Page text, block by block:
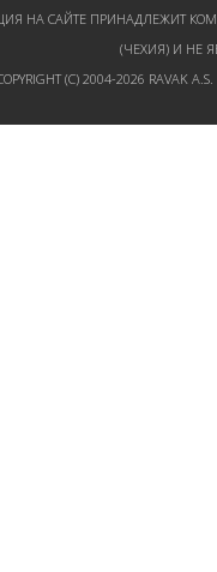
НА САЙТЕ ПРИНАДЛЕЖИТ
(ЧЕХИЯ) И НЕ
(C) 2004-2026 RAVAK